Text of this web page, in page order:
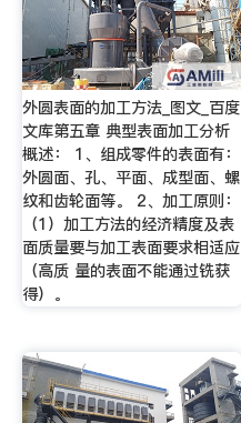
外圆表面的加工方法_图文_百度
文库第五章 典型表面加工分析
概述： 1、组成零件的表面有：
外圆面、孔、平面、成型面、螺
纹和齿轮面等。 2、加工原则：
（1）加工方法的经济精度及表
面质量要与加工表面要求相适应
（高质 量的表面不能通过铣获
得）。